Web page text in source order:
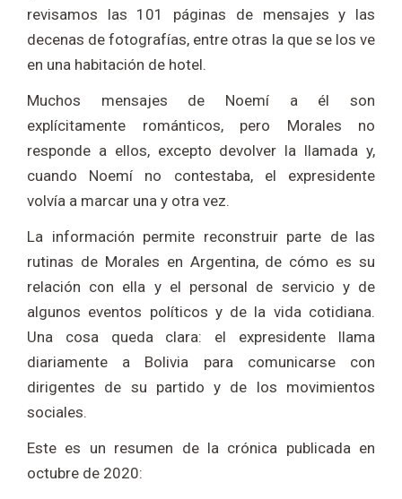
revisamos las 101 páginas de mensajes y las
decenas de fotografías, entre otras la que se los ve
en una habitación de hotel.
Muchos mensajes de Noemí a él son
explícitamente románticos, pero Morales no
responde a ellos, excepto devolver la llamada y,
cuando Noemí no contestaba, el expresidente
volvía a marcar una y otra vez.
La información permite reconstruir parte de las
rutinas de Morales en Argentina, de cómo es su
relación con ella y el personal de servicio y de
algunos eventos políticos y de la vida cotidiana.
Una cosa queda clara: el expresidente llama
diariamente a Bolivia para comunicarse con
dirigentes de su partido y de los movimientos
sociales.
Este es un resumen de la crónica publicada en
octubre de 2020: